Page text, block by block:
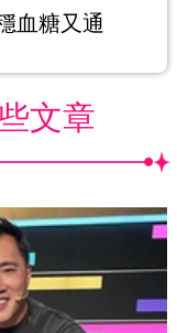
血糖又通
文章